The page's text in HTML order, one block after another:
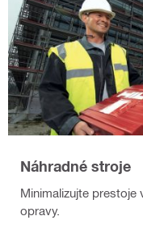
Náhradné stroje
Minimalizujte
opravy.